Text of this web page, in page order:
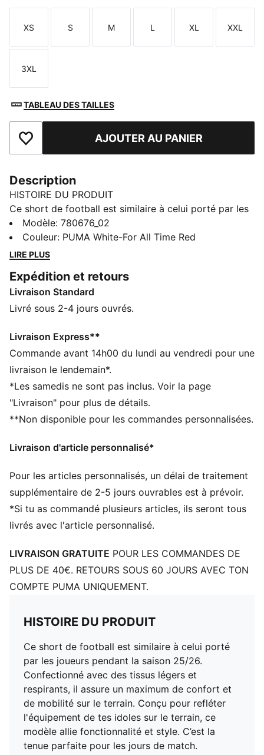
Taille
XS
Taille
S
Taille
M
Taille
L
Taille
XL
Taille
XXL
Taille
3XL
TABLEAU DES TAILLES
Ajouter aux favorisAJOUTER AU PANIER
Description
HISTOIRE DU PRODUIT
Ce short de football est similaire à celui porté par les
joueurs pendant la saison 25/26. Confectionné avec
des tissus légers et respirants, il assure un maximum
de confort et de mobilité sur le terrain. Conçu pour
modèle allie fonctionnalité et style. C’est la tenue
parfaite pour les jours de match.
CARACTÉRISTIQUES + AVANTAGES
l’humidité de votre peau et vous aide à rester au sec
et à l’aise durant l’exercice
Dans le cadre du programme RE:FIBRE, ce produit est
partir de déchets textiles et d’autres matériaux usagés
DÉTAILS
Coupe : Régulière
Longueur : Longueur : au-dessus du genou
Écusson du club et logos PUMA
Modèle: 780676_02
Couleur: PUMA White-For All Time Red
LIRE PLUS
Expédition et retours
Livraison Standard
Livré sous 2-4 jours ouvrés.
Livraison Express**
Commande avant 14h00 du lundi au vendredi pour une
livraison le lendemain*.
*Les samedis ne sont pas inclus. Voir la page
"Livraison" pour plus de détails.
**Non disponible pour les commandes personnalisées.
Livraison d'article personnalisé*
Pour les articles personnalisés, un délai de traitement
supplémentaire de 2-5 jours ouvrables est à prévoir.
*Si tu as commandé plusieurs articles, ils seront tous
livrés avec l'article personnalisé.
LIVRAISON GRATUITE POUR LES COMMANDES DE
PLUS DE 40€. RETOURS SOUS 60 JOURS AVEC TON
COMPTE PUMA UNIQUEMENT.
HISTOIRE DU PRODUIT
Ce short de football est similaire à celui porté
par les joueurs pendant la saison 25/26.
Confectionné avec des tissus légers et
respirants, il assure un maximum de confort et
de mobilité sur le terrain. Conçu pour refléter
l'équipement de tes idoles sur le terrain, ce
modèle allie fonctionnalité et style. C’est la
tenue parfaite pour les jours de match.